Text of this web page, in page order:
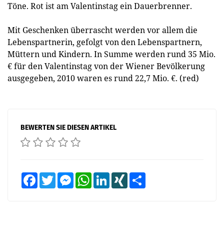
Töne. Rot ist am Valentinstag ein Dauerbrenner.
Mit Geschenken überrascht werden vor allem die
Lebenspartnerin, gefolgt von den Lebenspartnern,
Müttern und Kindern. In Summe werden rund 35 Mio.
€ für den Valentinstag von der Wiener Bevölkerung
ausgegeben, 2010 waren es rund 22,7 Mio. €. (red)
BEWERTEN SIE DIESEN ARTIKEL
FacebookTwitter MessengerWhatsAppLinkedInXING